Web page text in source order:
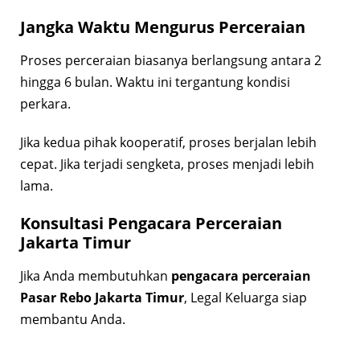
Jangka Waktu Mengurus Perceraian
Proses perceraian biasanya berlangsung antara 2
hingga 6 bulan. Waktu ini tergantung kondisi
perkara.
Jika kedua pihak kooperatif, proses berjalan lebih
cepat. Jika terjadi sengketa, proses menjadi lebih
lama.
Konsultasi Pengacara Perceraian
Jakarta Timur
Jika Anda membutuhkan pengacara perceraian
Pasar Rebo Jakarta Timur, Legal Keluarga siap
membantu Anda.